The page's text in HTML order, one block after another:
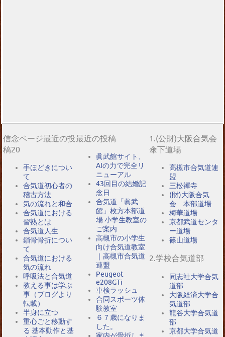
信念ページ最近の投
稿20
手ほどきについ
て
合気道初心者の
稽古方法
気の流れと和合
合気道における
習熟とは
合気道人生
鎖骨骨折につい
て
合気道における
気の流れ
呼吸法と合気道
教える事は学ぶ
事（ブログより
転載）
半身に立つ
重心ごと移動す
る 基本動作と基
最近の投稿
眞武館サイト、
AIの力で完全リ
ニューアル
43回目の結婚記
念日
合気道「眞武
館」枚方本部道
場 小学生教室の
ご案内
高槻市の小学生
向け合気道教室
｜高槻市合気道
連盟
Peugeot
e208GTi
車検ラッシュ
合同スポーツ体
験教室
６７歳になりま
した。
1.(公財)大阪合気会
傘下道場
高槻市合気道連
盟
三松禪寺
(財)大阪合気
会 本部道場
梅華道場
京都武道センタ
ー道場
篠山道場
2.学校合気道部
同志社大学合気
道部
大阪経済大学合
気道部
龍谷大学合気道
部
京都大学合気道